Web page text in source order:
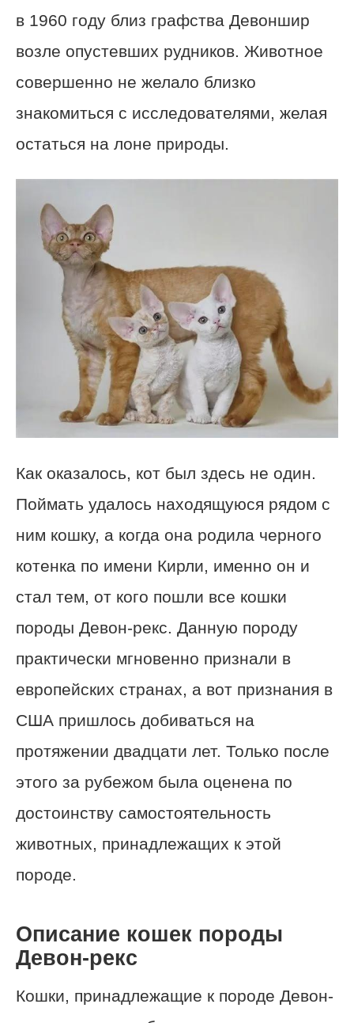
в 1960 году близ графства Девоншир
возле опустевших рудников. Животное
совершенно не желало близко
знакомиться с исследователями, желая
остаться на лоне природы.
Как оказалось, кот был здесь не один.
Поймать удалось находящуюся рядом с
ним кошку, а когда она родила черного
котенка по имени Кирли, именно он и
стал тем, от кого пошли все кошки
породы Девон-рекс. Данную породу
практически мгновенно признали в
европейских странах, а вот признания в
США пришлось добиваться на
протяжении двадцати лет. Только после
этого за рубежом была оценена по
достоинству самостоятельность
животных, принадлежащих к этой
породе.
Описание кошек породы
Девон-рекс
Кошки, принадлежащие к породе Девон-